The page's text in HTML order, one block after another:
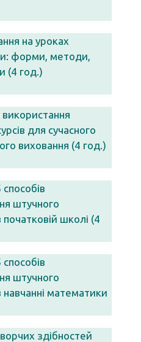
на уроках
форми, методи,
(4 год.)
для сучасного
виховання (4 год.)
штучного
початковій школі (4
штучного
навчанні математики
здібностей